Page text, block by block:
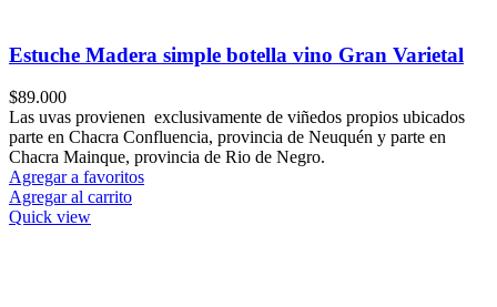
Estuche Madera simple botella vino Gran Varietal
$89.000
Las uvas provienen exclusivamente de viñedos propios ubicados
parte en Chacra Confluencia, provincia de Neuquén y parte en
Chacra Mainque, provincia de Rio de Negro.
Agregar a favoritos
Agregar al carrito
Quick view